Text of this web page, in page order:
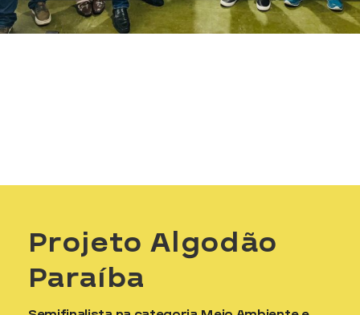
Projeto Algodão
Paraíba